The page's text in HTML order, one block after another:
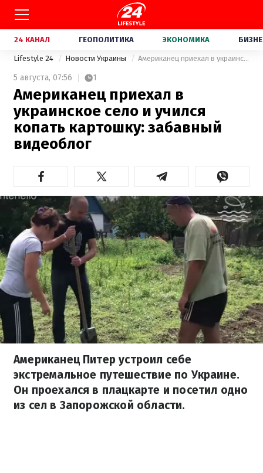
24 КАНАЛ ГЕОПОЛИТИКА ЭКОНОМИКА
Lifestyle 24 Новости Украины Американец приехал в украинское село и учился копать картошку: забавный видеоблог
5 августа, 07:56 1
Американец приехал в
украинское село и учился
копать картошку: забавный
видеоблог
Американец Питер устроил себе
экстремальное путешествие по Украине.
Он проехался в плацкарте и посетил одно
из сел в Запорожской области.